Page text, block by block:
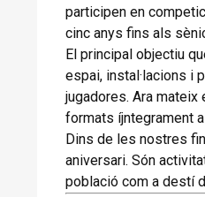
participen en
cinc anys fins als
El principal objectiu
espai, instal·lacions i
jugadores. Ara mateix
formats íjntegrament a
Dins de les nostres
aniversari. Són
població com a destí